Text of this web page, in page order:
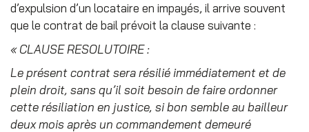
d’expulsion d’un locataire en impayés, il arrive souvent
que le contrat de bail prévoit la clause suivante :
« CLAUSE RESOLUTOIRE :
Le présent contrat sera résilié immédiatement et de
plein droit, sans qu’il soit besoin de faire ordonner
cette résiliation en justice, si bon semble au bailleur
deux mois après un commandement demeuré